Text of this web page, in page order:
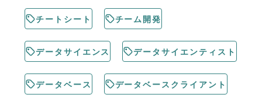
チートシート チーム開発
データサイエンス データサイエンティスト
データベース データベースクライアント